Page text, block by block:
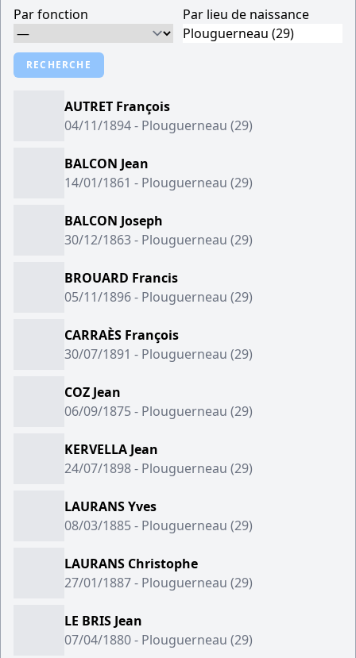
Par fonction Par lieu de naissance
RECHERCHE
AUTRET François
04/11/1894 - Plouguerneau (29)
BALCON Jean
14/01/1861 - Plouguerneau (29)
BALCON Joseph
30/12/1863 - Plouguerneau (29)
BROUARD Francis
05/11/1896 - Plouguerneau (29)
CARRAÈS François
30/07/1891 - Plouguerneau (29)
COZ Jean
06/09/1875 - Plouguerneau (29)
KERVELLA Jean
24/07/1898 - Plouguerneau (29)
LAURANS Yves
08/03/1885 - Plouguerneau (29)
LAURANS Christophe
27/01/1887 - Plouguerneau (29)
LE BRIS Jean
07/04/1880 - Plouguerneau (29)